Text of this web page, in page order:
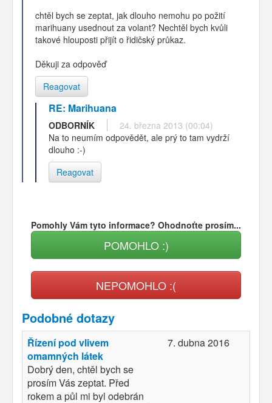
chtěl bych se zeptat, jak dlouho nemohu po požití
marihuany usednout za volant? Nechtěl bych kvůli
takové hlouposti přijít o řidičský průkaz.
Děkuji za odpověď
Reagovat
RE: Marihuana
ODBORNÍK
24. března 2013 (00:04)
Na to neumím odpovědět, ale prý to tam vydrží
dlouho :-)
Reagovat
Pomohly Vám tyto informace? Ohodnoťte prosím...
POMOHLO :)
NEPOMOHLO :(
Podobné dotazy
Řízení pod vlivem
omamných látek
Dobrý den, chtěl bych se
prosím Vás zeptat. Před
rokem a půl mi byl odebrán
7. dubna 2016